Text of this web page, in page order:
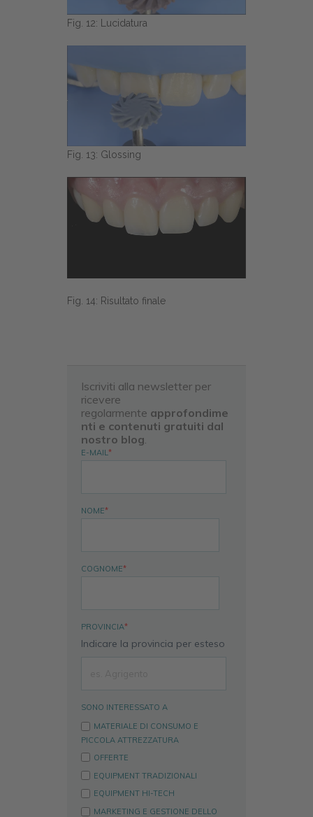
Fig. 12: Lucidatura
Fig. 13: Glossing
Fig. 14: Risultato finale
Iscriviti alla newsletter per
ricevere
regolarmente approfondime
nti e contenuti gratuiti dal
nostro blog
E-MAIL *
NOME*
COGNOME*
PROVINCIA*
Indicare la provincia per esteso
SONO INTERESSATO A
MATERIALE DI CONSUMO E
PICCOLA ATTREZZATURA
OFFERTE
EQUIPMENT TRADIZIONALI
EQUIPMENT HI-TECH
MARKETING E GESTIONE DELLO